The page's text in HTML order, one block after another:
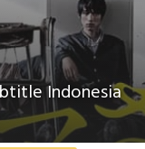
Indonesia